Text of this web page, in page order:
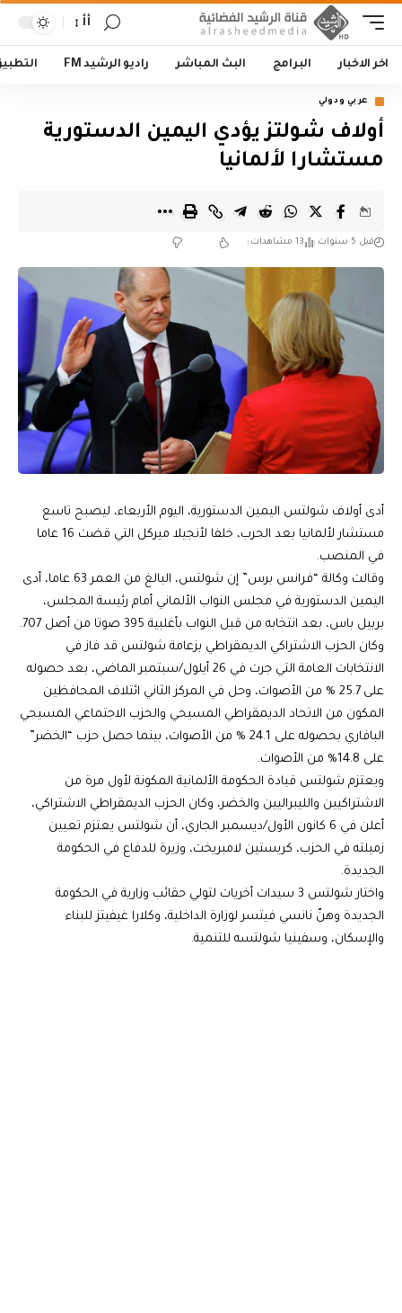
أأ
اخر الاخبار البرامج البث المباشر راديو الرشيد FM
عربي ودولي
أولاف شولتز يؤدي اليمين الدستورية
مستشارا لألمانيا
قبل 5 سنوات 13 مشاهدات
أدى أولاف شولتس اليمين الدستورية، اليوم الأربعاء، ليصبح تاسع
مستشار لألمانيا بعد الحرب، خلفا لأنجيلا ميركل التي قضت 16 عاما
في المنصب.
وقالت وكالة “فرانس برس” إن شولتس، البالغ من العمر 63 عاما، أدى
اليمين الدستورية في مجلس النواب الألماني أمام رئيسة المجلس،
بربيل باس، بعد انتخابه من قبل النواب بأغلبية 395 صوتا من أصل 707.
وكان الحزب الاشتراكي الديمقراطي بزعامة شولتس قد فاز في
الانتخابات العامة التي جرت في 26 أيلول/سبتمبر الماضي، بعد حصوله
على 25.7 % من الأصوات، وحل في المركز الثاني ائتلاف المحافظين
المكون من الاتحاد الديمقراطي المسيحي والحزب الاجتماعي المسيحي
البافاري بحصوله على 24.1 % من الأصوات، بينما حصل حزب “الخضر”
على 14.8% من الأصوات.
ويعتزم شولتس قيادة الحكومة الألمانية المكونة لأول مرة من
الاشتراكيين والليبراليين والخضر، وكان الحزب الديمقراطي الاشتراكي،
أعلن في 6 كانون الأول/ديسمبر الجاري، أن شولتس يعتزم تعيين
زميلته في الحزب، كريستين لامبريخت، وزيرة للدفاع في الحكومة
الجديدة.
واختار شولتس 3 سيدات أخريات لتولي حقائب وزارية في الحكومة
الجديدة وهنّ نانسي فيتسر لوزارة الداخلية، وكلارا غيفيتز للبناء
والإسكان، وسفينيا شولتسه للتنمية.